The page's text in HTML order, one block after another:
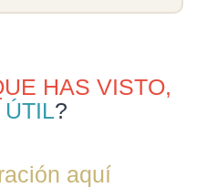
HAS VISTO,
?
aquí